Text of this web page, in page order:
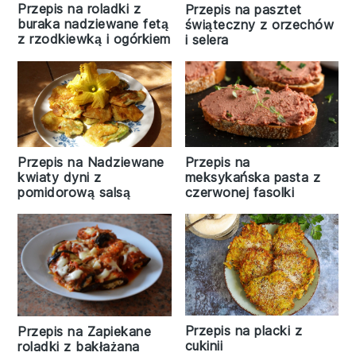
Przepis na roladki z
buraka nadziewane fetą
z rzodkiewką i ogórkiem
Przepis na pasztet
świąteczny z orzechów
i selera
Przepis na Nadziewane
kwiaty dyni z
pomidorową salsą
Przepis na
meksykańska pasta z
czerwonej fasolki
Przepis na Zapiekane
roladki z bakłażana
Przepis na placki z
cukinii